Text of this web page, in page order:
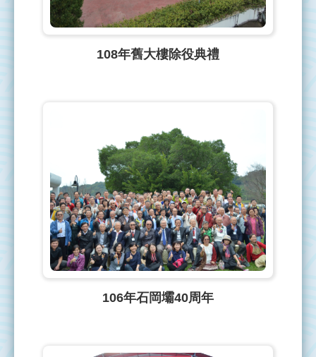
108年舊大樓除役典禮
106年石岡壩40周年